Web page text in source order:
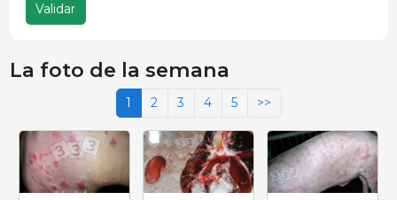
Validar
La foto de la semana
1 2 3 4 5 >>